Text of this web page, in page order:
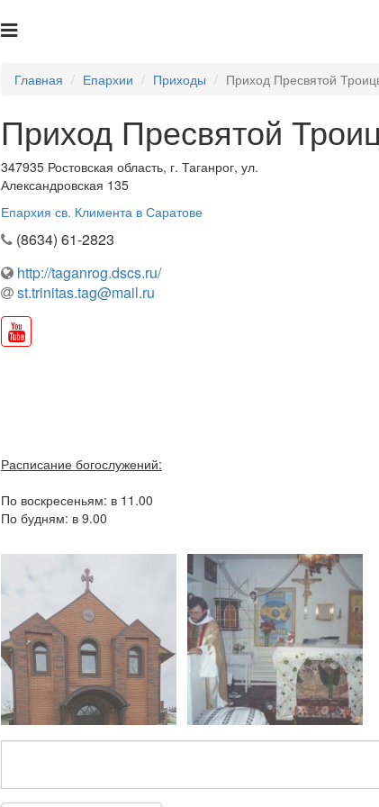
Главная Епархии Приходы Приход Пресвятой
Приход Пресвятой
347935 Ростовская область, г. Таганрог, ул.
Александровская 135
Епархия св. Климента в Саратове
(8634) 61-2823
http://taganrog.dscs.ru/
st.trinitas.tag@mail.ru
Расписание богослужений:
По воскресеньям: в 11.00
По будням: в 9.00